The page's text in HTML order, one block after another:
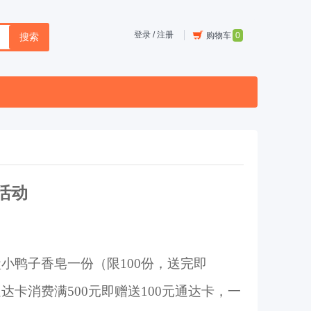
登录 /注册
搜索 购物车 0
动
鸭子香皂一份（限100份，送完即
卡消费满500元即赠送100元通达卡 ，一